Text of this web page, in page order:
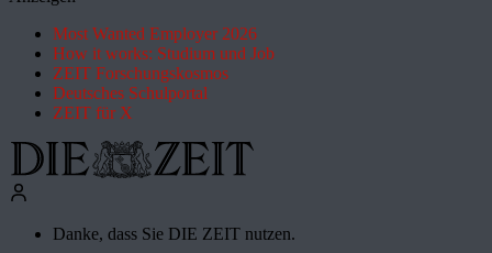
Most Wanted Employer 2026
How it works: Studium und Job
ZEIT Forschungskosmos
Deutsches Schulportal
ZEIT für X
Danke, dass Sie DIE ZEIT nutzen.